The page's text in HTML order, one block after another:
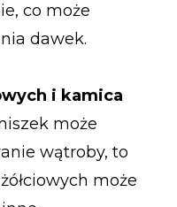
co może
dawek.
i kamica
może
wątroby, to
może